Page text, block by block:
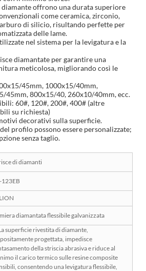
offrono una durata superiore
come ceramica, zirconio,
di silicio, risultando perfette per
delle lame.
nel sistema per la levigatura e la
diamantate per garantire una
meticolosa, migliorando così le
45mm, 1000x15/40mm,
45mm, 800x15/40, 260x10/40mm, ecc.
60#, 120#, 200#, 400# (altre
su richiesta)
decorativi sulla superficie.
del profilo possono essere personalizzate;
senza taglio.
di diamanti
123EB
diamantata flessibile galvanizzata
superficie rivestita di diamante,
progettata, impedisce
della striscia abrasiva e riduce al
il carico termico sulle resine composite
consentendo una levigatura flessibile,